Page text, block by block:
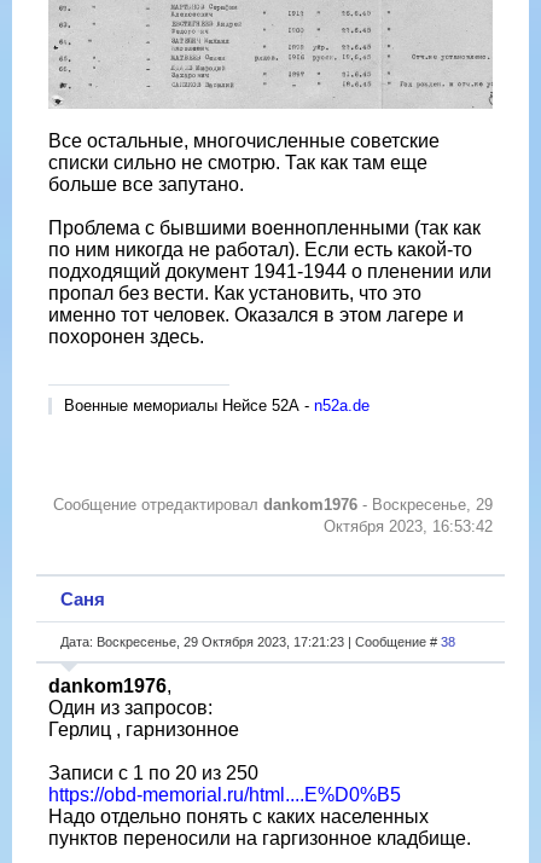
Все остальные, многочисленные советские
списки сильно не смотрю. Так как там еще
больше все запутано.
Проблема с бывшими военнопленными (так как
по ним никогда не работал). Если есть какой-то
подходящий документ 1941-1944 о пленении или
пропал без вести. Как установить, что это
именно тот человек. Оказался в этом лагере и
похоронен здесь.
Военные мемориалы Нейсе 52А - n52a.de
Сообщение отредактировал dankom1976 - Воскресенье, 29
Октября 2023, 16:53:42
Саня
Дата: Воскресенье, 29 Октября 2023, 17:21:23 | Сообщение # 38
dankom1976,
Один из запросов:
Герлиц , гарнизонное
Записи с 1 по 20 из 250
https://obd-memorial.ru/html....E%D0%B5
Надо отдельно понять с каких населенных
пунктов переносили на гаргизонное кладбище.